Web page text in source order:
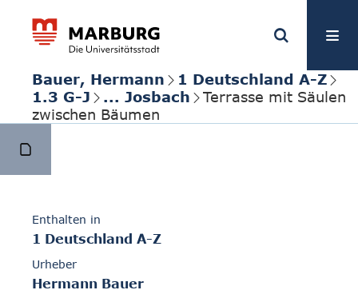
Bauer, Hermann
1 Deutschland A-Z
1.3 G-J
... Josbach
Terrasse mit Säulen
zwischen Bäumen
Enthalten in
1 Deutschland A-Z
Urheber
Hermann Bauer